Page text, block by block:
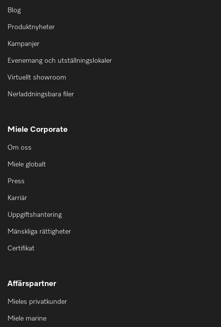
Blog
Produktnyheter
Kampanjer
Evenemang och utställningslokaler
Virtuellt showroom
Nerladdningsbara filer
Miele Corporate
Om oss
Miele globalt
Press
Karriär
Uppgiftshantering
Mänskliga rättigheter
Certifikat
Affärspartner
Mieles privatkunder
Miele marine